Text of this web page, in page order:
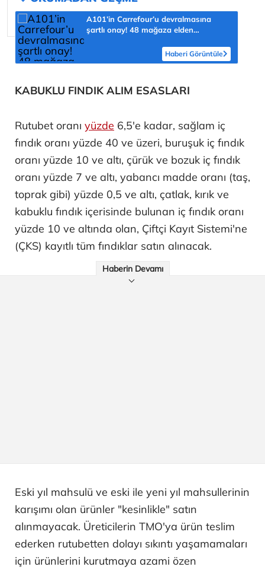
A101’in Carrefour’u devralmasına
şartlı onay! 48 mağaza elden
Haberi Görüntüle
KABUKLU FINDIK ALIM ESASLARI
Rutubet oranı yüzde 6,5'e kadar, sağlam iç
fındık oranı yüzde 40 ve üzeri, buruşuk iç fındık
oranı yüzde 10 ve altı, çürük ve bozuk iç fındık
oranı yüzde 7 ve altı, yabancı madde oranı (taş,
toprak gibi) yüzde 0,5 ve altı, çatlak, kırık ve
kabuklu fındık içerisinde bulunan iç fındık oranı
yüzde 10 ve altında olan, Çiftçi Kayıt Sistemi'ne
(ÇKS) kayıtlı tüm fındıklar satın alınacak.
Haberin Devamı
Eski yıl mahsulü ve eski ile yeni yıl mahsullerinin
karışımı olan ürünler "kesinlikle" satın
alınmayacak. Üreticilerin TMO'ya ürün teslim
ederken rutubetten dolayı sıkıntı yaşamamaları
için ürünlerini kurutmaya azami özen